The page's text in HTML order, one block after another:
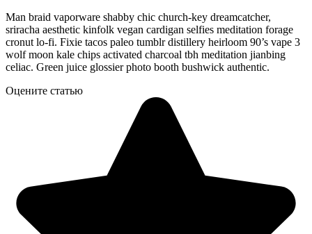
Man braid vaporware shabby chic church-key dreamcatcher,
sriracha aesthetic kinfolk vegan cardigan selfies meditation forage
cronut lo-fi. Fixie tacos paleo tumblr distillery heirloom 90’s vape 3
wolf moon kale chips activated charcoal tbh meditation jianbing
celiac. Green juice glossier photo booth bushwick authentic.
Оцените статью